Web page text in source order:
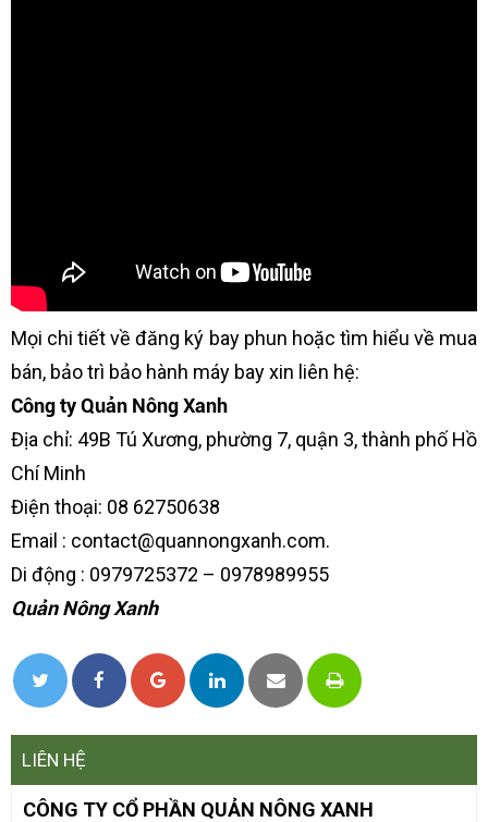
Mọi chi tiết về đăng ký bay phun hoặc tìm hiểu về mua
bán, bảo trì bảo hành máy bay xin liên hệ:
Công ty Quản Nông Xanh
Địa chỉ: 49B Tú Xương, phường 7, quận 3, thành phố Hồ
Chí Minh
Điện thoại: 08 62750638
Email : contact@quannongxanh.com.
Di động : 0979725372 – 0978989955
Quản Nông Xanh
LIÊN HỆ
CÔNG TY CỔ PHẦN QUẢN NÔNG XANH